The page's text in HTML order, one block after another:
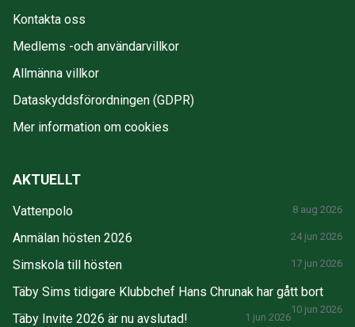
Kontakta oss
Medlems -och användarvillkor
Allmänna villkor
Dataskyddsförordningen (GDPR)
Mer information om cookies
AKTUELLT
Vattenpolo 8 aug 2026
Anmälan hösten 2026 24 jun 2026
Simskola till hösten 17 jun 2026
Täby Sims tidigare Klubbchef Hans Chrunak har gått bort
10 jun 2026
Täby Invite 2026 är nu avslutad! 1 jun 2026